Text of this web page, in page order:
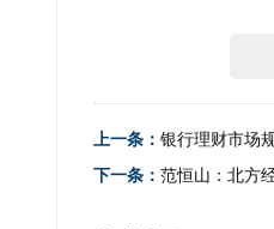
上一条： 银行理财市场
下一条： 范恒山：北方